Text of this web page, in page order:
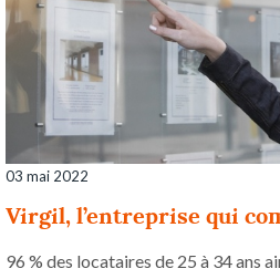
03 mai 2022
Virgil, l’entreprise qui
96 % des locataires de 25 à 34 ans